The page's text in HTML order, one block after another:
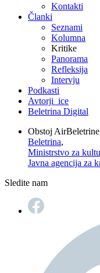
Kontakti
Članki
Seznami
Kolumna
Kritike
Panorama
Refleksija
Intervju
Podkasti
Avtorji_ice
Beletrina Digital
Obstoj
Beletrina,
Ministrstvo za
Javna agencija za
Sledite nam